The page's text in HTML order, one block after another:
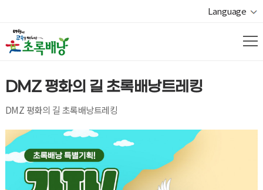
Language
DMZ 평화의 길 초록배낭트레킹
DMZ 평화의 길 초록배낭트레킹